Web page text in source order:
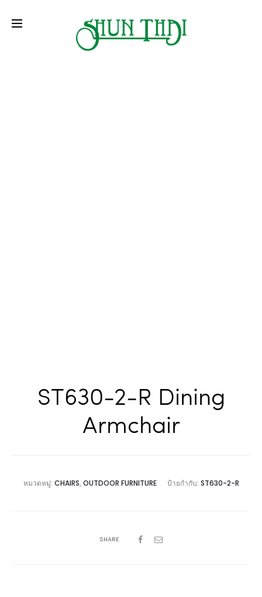
ST630-2-R Dining
Armchair
หมวดหมู่: CHAIRS, OUTDOOR FURNITURE ป้ายกำกับ: ST630-2-R
SHARE